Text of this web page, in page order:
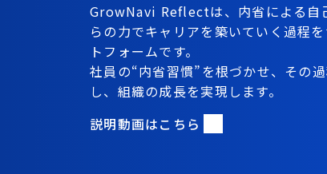
GrowNavi Reflectは、内省による自
らの力でキャリアを築いていく過程
トフォームです。
社員の“内省習慣”を根づかせ、その
し、組織の成長を実現します。
説明動画はこちら